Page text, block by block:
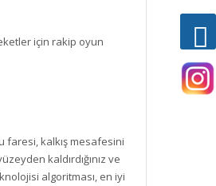
için rakip oyun
faresi, kalkış mesafesini
kaldırdığınız ve
algoritması, en iyi